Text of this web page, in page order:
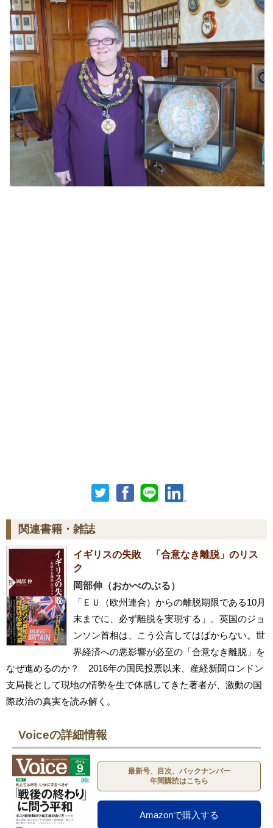
関連書籍・雑誌
イギリスの失敗 「合意なき離脱」のリス
ク
岡部伸（おかべのぶる）
「ＥＵ（欧州連合）からの離脱期限である10月
末までに、必ず離脱を実現する」。英国のジョ
ンソン首相は、こう公言してはばからない。世
界経済への悪影響が必至の「合意なき離脱」を
なぜ進めるのか？ 2016年の国民投票以来、産経新聞ロンドン
支局長として現地の情勢を生で体感してきた著者が、激動の国
際政治の真実を読み解く。
Voiceの詳細情報
最新号、目次、バックナンバー
年間購読はこちら
Amazonで購入する